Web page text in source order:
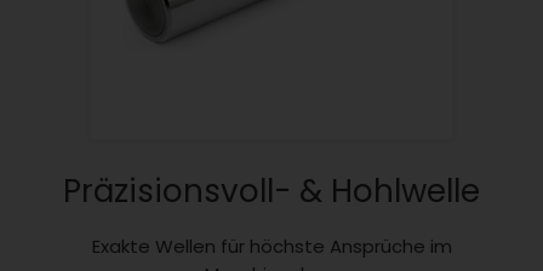
Präzisionsvoll- & Hohlwelle
Exakte Wellen für höchste Ansprüche im